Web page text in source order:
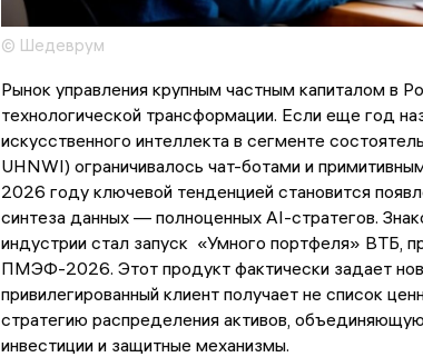
© Шедеврум
Рынок управления крупным частным капиталом в
технологической трансформации. Если еще год
искусственного интеллекта в сегменте
UHNWI) ограничивалось чат-ботами и
2026 году ключевой тенденцией становится
синтеза данных — полноценных AI-стратегов.
индустрии стал запуск «Умного портфеля» ВТБ,
ПМЭФ-2026. Этот продукт фактически задает
привилегированный клиент получает не список
стратегию распределения активов,
инвестиции и защитные механизмы.